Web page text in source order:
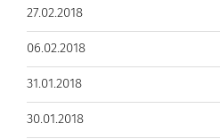
27.02.2018
06.02.2018
31.01.2018
30.01.2018